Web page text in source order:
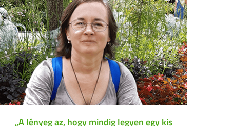
„A lényeg az, hogy mindig legyen egy kis